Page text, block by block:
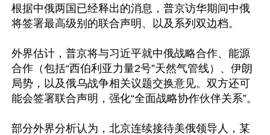
根据中俄两国已经释出的消息，普京访华期间中俄
将签署最高级别的联合声明、以及系列双边档。
外界估计，普京将与习近平就中俄战略合作、能源
合作（包括“西伯利亚力量2号”天然气管线）、伊朗
局势，以及俄乌战争相关议题交换意见。双方还可
能会签署联合声明，强化“全面战略协作伙伴关系”。
部分外界分析认为，北京连续接待美俄领导人，某